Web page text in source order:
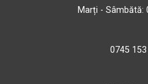
Marți - Sâmbătă:
0745